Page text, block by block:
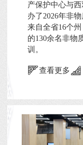
产保护中心与
办了2026年非
来自全省16个
的130余名非物
训。
查看更多